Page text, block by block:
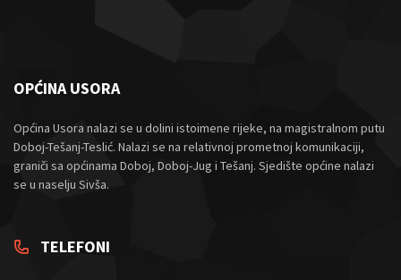
OPĆINA USORA
Općina Usora nalazi se u dolini istoimene rijeke, na magistralnom putu
Doboj-Tešanj-Teslić. Nalazi se na relativnoj prometnoj komunikaciji,
graniči sa općinama Doboj, Doboj-Jug i Tešanj. Sjedište općine nalazi
se u naselju Sivša.
TELEFONI